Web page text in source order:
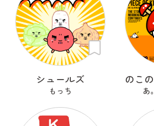
シュールズ
もっち あ